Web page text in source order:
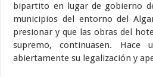
bipartito en lugar de gobierno
municipios del entorno del
presionar y que las obras del
supremo, continuasen.
abiertamente su legalización y